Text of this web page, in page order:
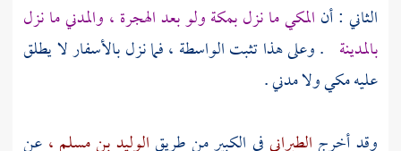
الثاني : أن المكي ما نزلبمكةولو بعد الهجرة ، والمدني ما نزل
بالمدينة . وعلى هذا تثبت الواسطة ، فما نزل بالأسفار لا يطلق
عليه مكي ولا مدني .
وقد أخرج الطبرانيفي الكبير من طريقالوليد بن مسلم ، عن